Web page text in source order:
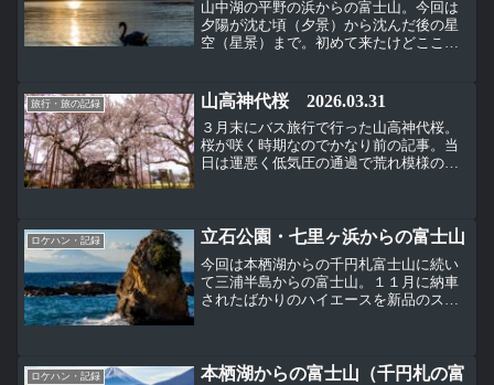
山中湖の平野の浜からの富士山。今回は
夕陽が沈む頃（夕景）から沈んだ後の星
空（星景）まで。初めて来たけどここは
旅行・旅の記録 山高神代桜 2026.03.31
３月末にバス旅行で行った山高神代桜。
桜が咲く時期なのでかなり前の記事。当
日は運悪く低気圧の通過で荒れ模様の日
い）を払って見に行くことになるが、境
内の外側からでも見ることはできる。
ロケハン・記録 立石公園・七里ヶ浜からの富士山
今回は本栖湖からの千円札富士山に続い
て三浦半島からの富士山。１１月に納車
されたばかりのハイエースを新品のスタ
る目的もあって三浦半島に向かった。
ロケハン・記録
本栖湖からの富士山（千円札の富